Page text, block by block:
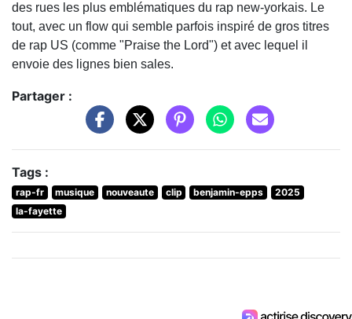
des rues les plus emblématiques du rap new-yorkais. Le
tout, avec un flow qui semble parfois inspiré de gros titres
de rap US (comme "Praise the Lord") et avec lequel il
envoie des lignes bien sales.
Partager :
Tags :
rap-fr musique nouveaute clip benjamin-epps
2025
la-fayette